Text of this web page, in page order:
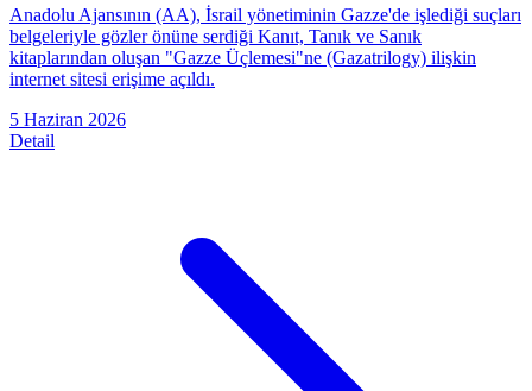
Anadolu Ajansının (AA), İsrail yönetiminin Gazze'de işlediği suçları
belgeleriyle gözler önüne serdiği Kanıt, Tanık ve Sanık
kitaplarından oluşan "Gazze Üçlemesi"ne (Gazatrilogy) ilişkin
internet sitesi erişime açıldı.
5 Haziran 2026
Detail